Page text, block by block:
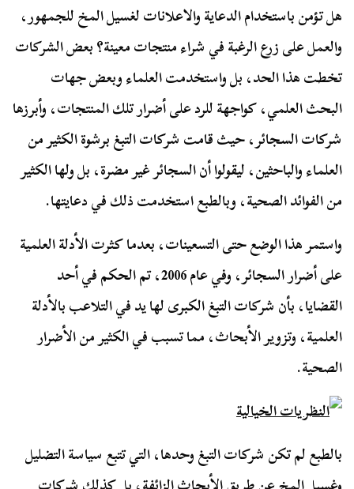
هل تؤمن باستخدام الدعاية والاعلانات لغسيل المخ للجمهور،
والعمل على زرع الرغبة في شراء منتجات معينة؟ بعض الشركات
تخطت هذا الحد، بل واستخدمت العلماء وبعض جهات
البحث العلمي، كواجهة للرد على أضرار تلك المنتجات، وأبرزها
شركات السجائر، حيث قامت شركات التبغ برشوة الكثير من
العلماء والباحثين، ليقولوا أن السجائر غير مضرة، بل ولها الكثير
من الفوائد الصحية، وبالطبع استخدمت ذلك في دعايتها.
واستمر هذا الوضع حتى التسعينات، بعدما كثرت الأدلة العلمية
على أضرار السجائر، وفي عام 2006، تم الحكم في أحد
القضايا، بأن شركات التبغ الكبرى لها يد في التلاعب بالأدلة
العلمية، وتزوير الأبحاث، مما تسبب في الكثير من الأضرار
الصحية.
بالطبع لم تكن شركات التبغ وحدها، التي تتبع سياسة التضليل